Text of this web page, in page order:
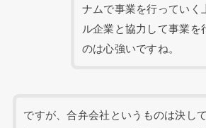
ナムで事業を行っていく
ル企業と協力して事業を
のは心強いですね。
ですが、合弁会社というものは決し